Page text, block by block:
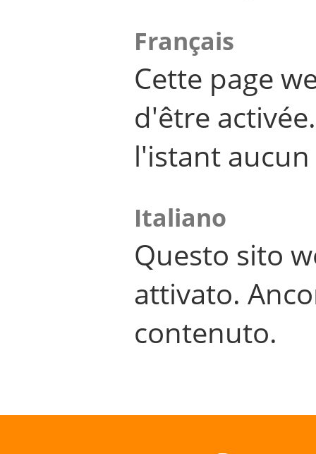
Français
Cette page
d'être
l'istant
Italiano
Questo sito
attivato.
contenuto.